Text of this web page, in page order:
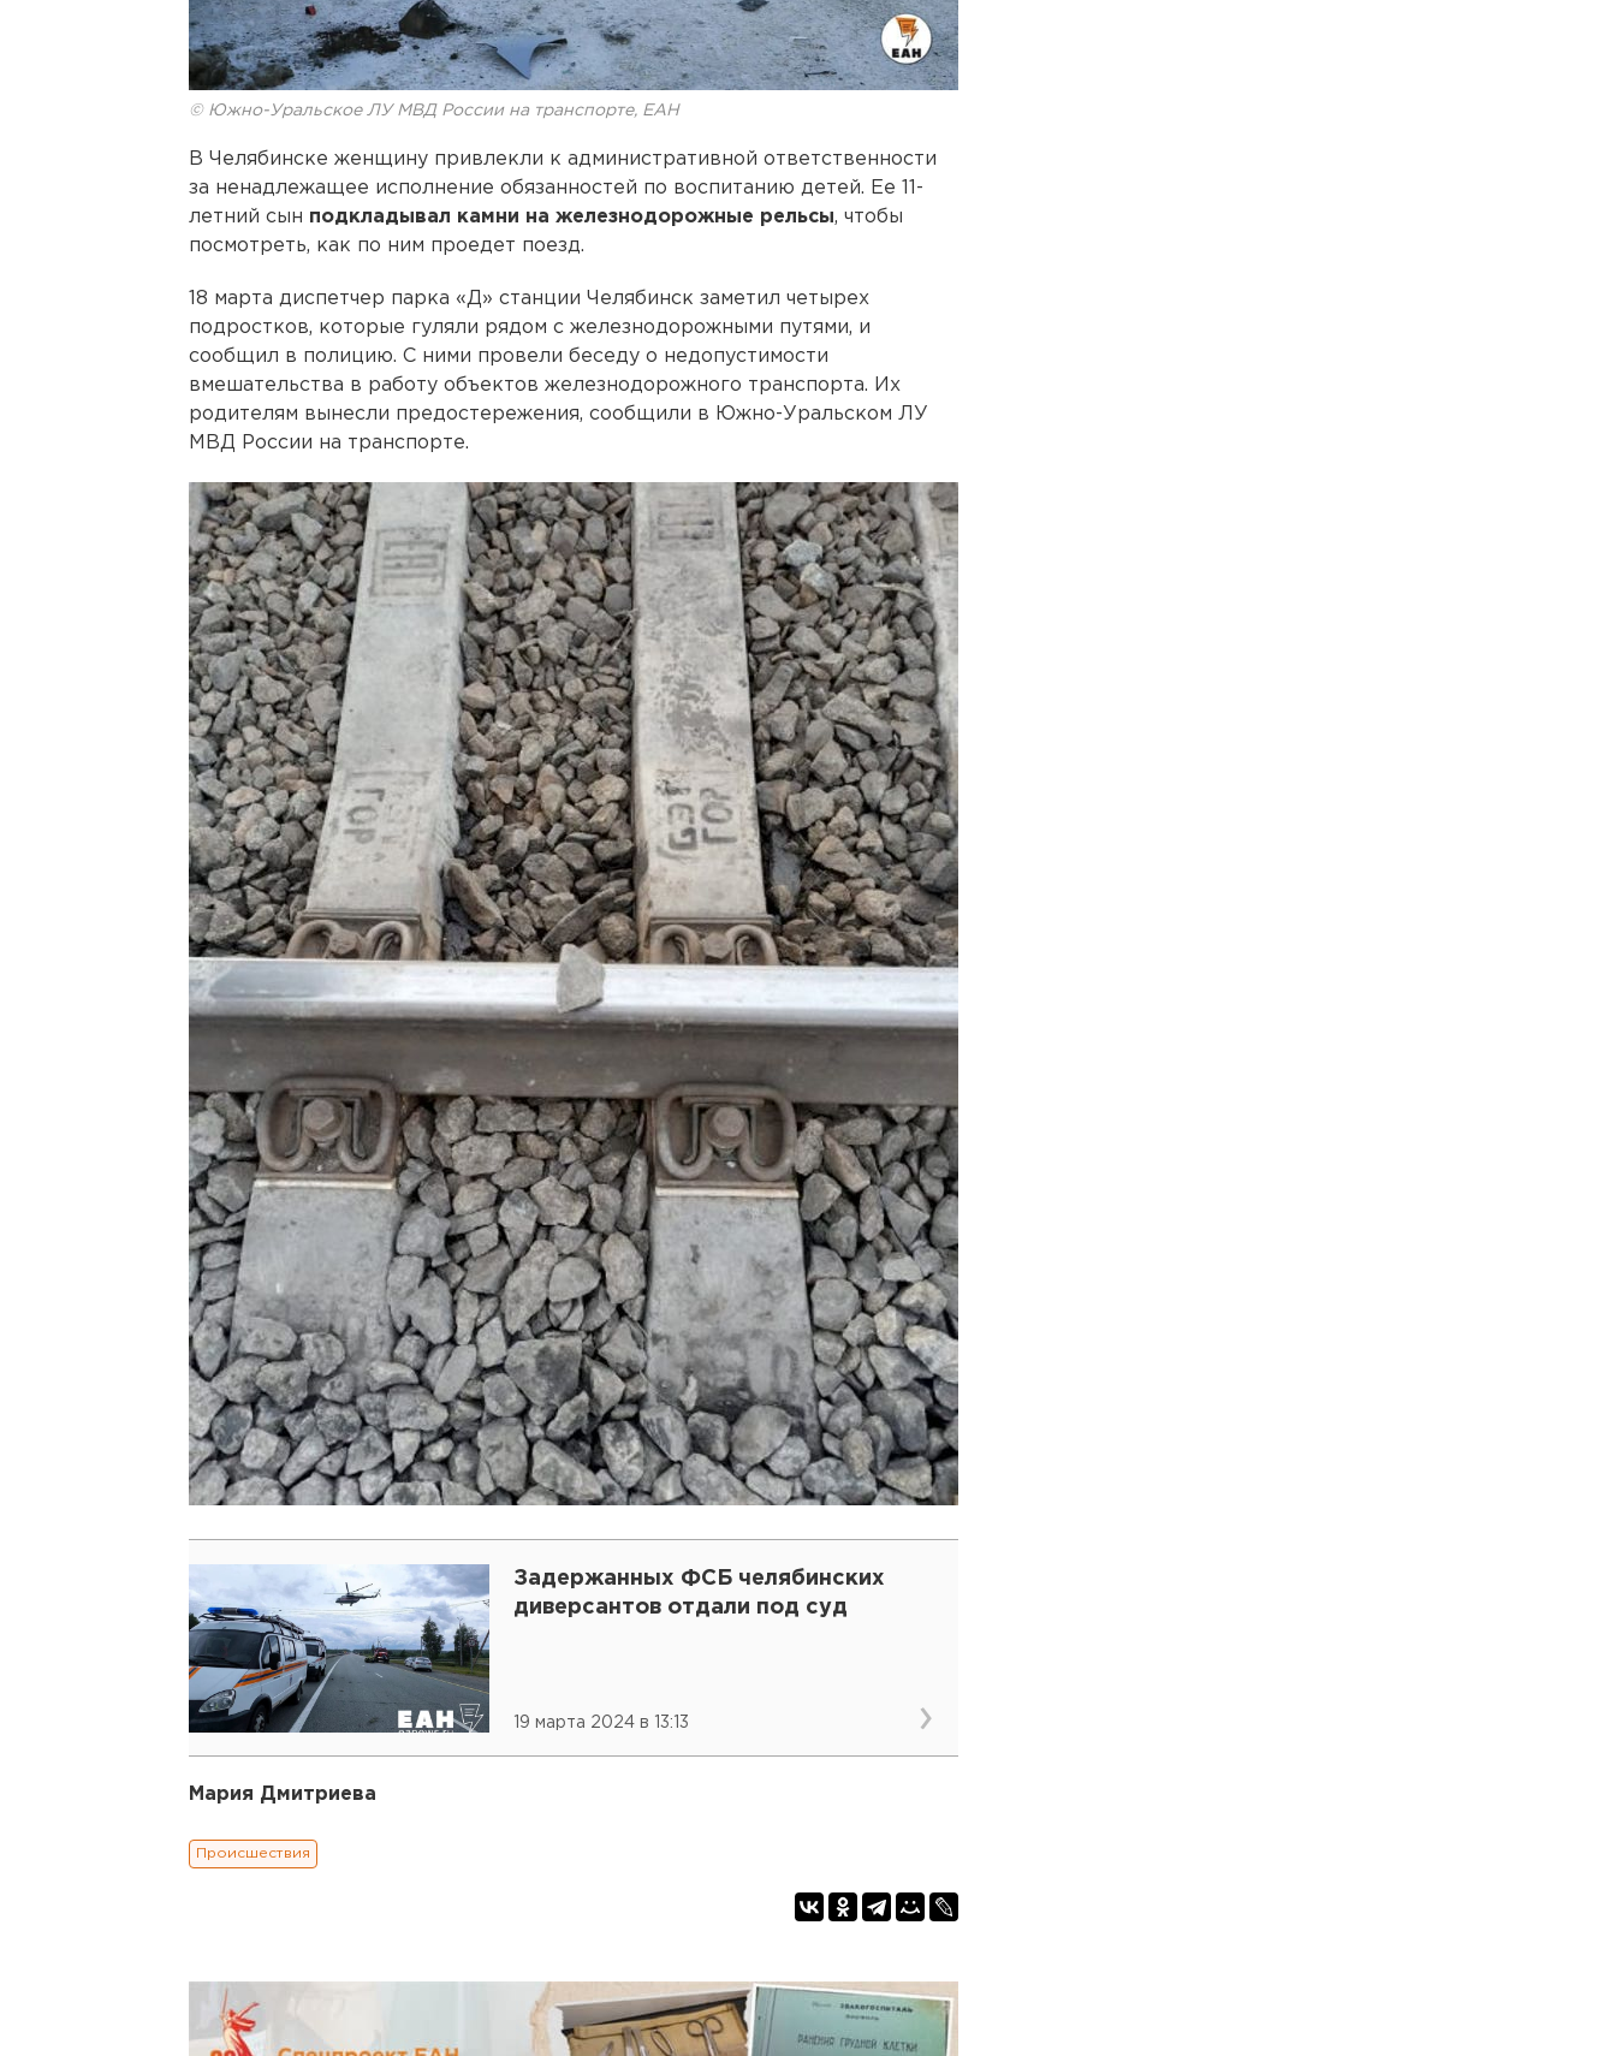
© Южно-Уральское ЛУ МВД России на транспорте, ЕАН
В Челябинске женщину привлекли к административной ответственности
за ненадлежащее исполнение обязанностей по воспитанию детей. Ее 11-
летний сын подкладывал камни на железнодорожные рельсы, чтобы
посмотреть, как по ним проедет поезд.
18 марта диспетчер парка «Д» станции Челябинск заметил четырех
подростков, которые гуляли рядом с железнодорожными путями, и
сообщил в полицию. С ними провели беседу о недопустимости
вмешательства в работу объектов железнодорожного транспорта. Их
родителям вынесли предостережения, сообщили в Южно-Уральском ЛУ
МВД России на транспорте.
Задержанных ФСБ челябинских
диверсантов отдали под суд
19 марта 2024 в 13:13
Мария Дмитриева
Происшествия